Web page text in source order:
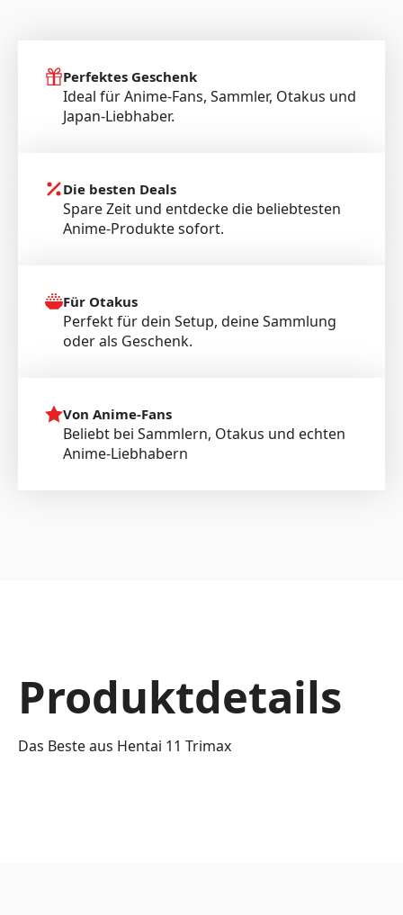
Perfektes Geschenk
Ideal für Anime-Fans, Sammler, Otakus und
Japan-Liebhaber.
Die besten Deals
Spare Zeit und entdecke die beliebtesten
Anime-Produkte sofort.
Für Otakus
Perfekt für dein Setup, deine Sammlung
oder als Geschenk.
Von Anime-Fans
Beliebt bei Sammlern, Otakus und echten
Anime-Liebhabern
Produktdetails
Das Beste aus Hentai 11 Trimax